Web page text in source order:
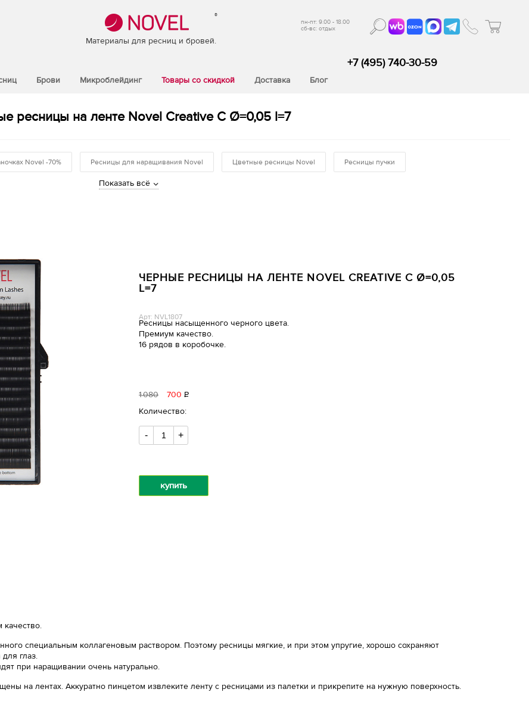
®
Материалы для ресниц и бровей.
пн-пт: 9.00 - 18.00
сб-вс: отдых
Брови Микроблейдинг Товары со скидкой Доставка Блог
+7 (495) 740-30-59
ресницы на ленте Novel Creative C Ø=0,05 l=7
Novel -70% Ресницы для наращивания Novel Цветные ресницы Novel Ресницы пучки
Показать всё
ЧЕРНЫЕ РЕСНИЦЫ НА ЛЕНТЕ NOVEL CREATIVE C Ø=0,05
L=7
Арт: NVL1807
Ресницы насыщенного черного цвета.
Премиум качество.
16 рядов в коробочке.
1080 700 Р
Количество:
- +
купить
специальным коллагеновым раствором. Поэтому ресницы мягкие, и при этом упругие, хорошо сохраняют
глаз.
при наращивании очень натурально.
на лентах. Аккуратно пинцетом извлеките ленту с ресницами из палетки и прикрепите на нужную поверхность.